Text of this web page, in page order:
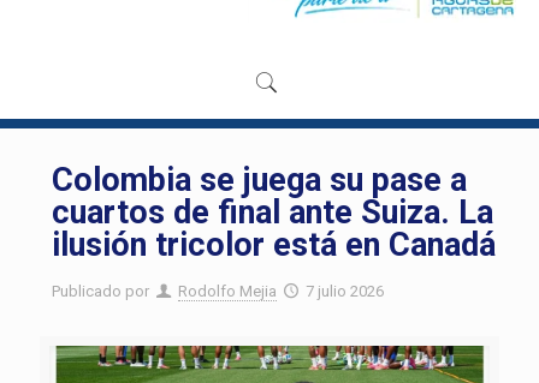
Colombia se juega su pase a
cuartos de final ante Suiza. La
ilusión tricolor está en Canadá
Publicado por Rodolfo Mejia 7 julio 2026